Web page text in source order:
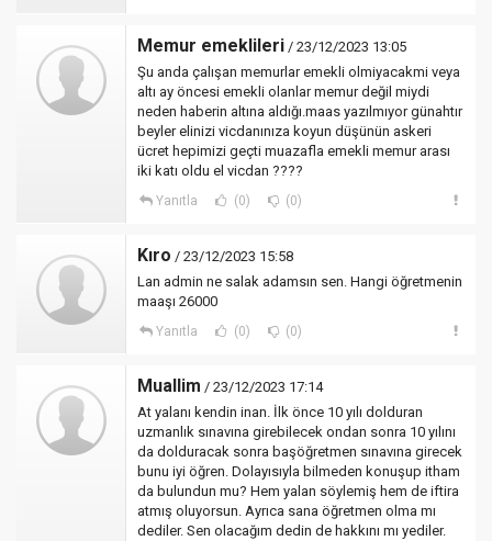
Memur emeklileri / 23/12/2023 13:05
Şu anda çalışan memurlar emekli olmiyacakmi veya
altı ay öncesi emekli olanlar memur değil miydi
neden haberin altına aldığı.maas yazılmıyor günahtır
beyler elinizi vicdanınıza koyun düşünün askeri
ücret hepimizi geçti muazafla emekli memur arası
iki katı oldu el vicdan ????
Yanıtla (0) (0)
Kıro / 23/12/2023 15:58
Lan admin ne salak adamsın sen. Hangi öğretmenin
maaşı 26000
Yanıtla (0) (0)
Muallim / 23/12/2023 17:14
At yalanı kendin inan. İlk önce 10 yılı dolduran
uzmanlık sınavına girebilecek ondan sonra 10 yılını
da dolduracak sonra başöğretmen sınavına girecek
bunu iyi öğren. Dolayısıyla bilmeden konuşup itham
da bulundun mu? Hem yalan söylemiş hem de iftira
atmış oluyorsun. Ayrıca sana öğretmen olma mı
dediler. Sen olacağım dedin de hakkını mı yediler.